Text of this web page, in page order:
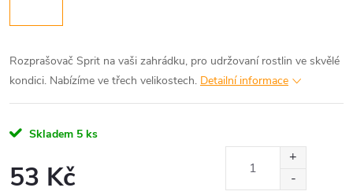
Rozprašovač Sprit na vaši zahrádku, pro udržovaní rostlin ve skvělé
kondici. Nabízíme ve třech velikostech. Detailní informace
Skladem 5 ks
53 Kč